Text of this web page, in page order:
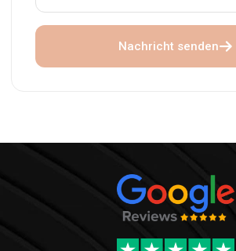
Nachricht senden